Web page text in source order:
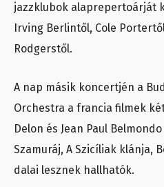
jazzklubok alaprepertoárját
Irving Berlintől, Cole
Rodgerstől.
A nap másik koncertjén a
Orchestra a francia filmek
Delon és Jean Paul
Szamuráj, A Szicíliak klánja,
dalai lesznek hallhatók.